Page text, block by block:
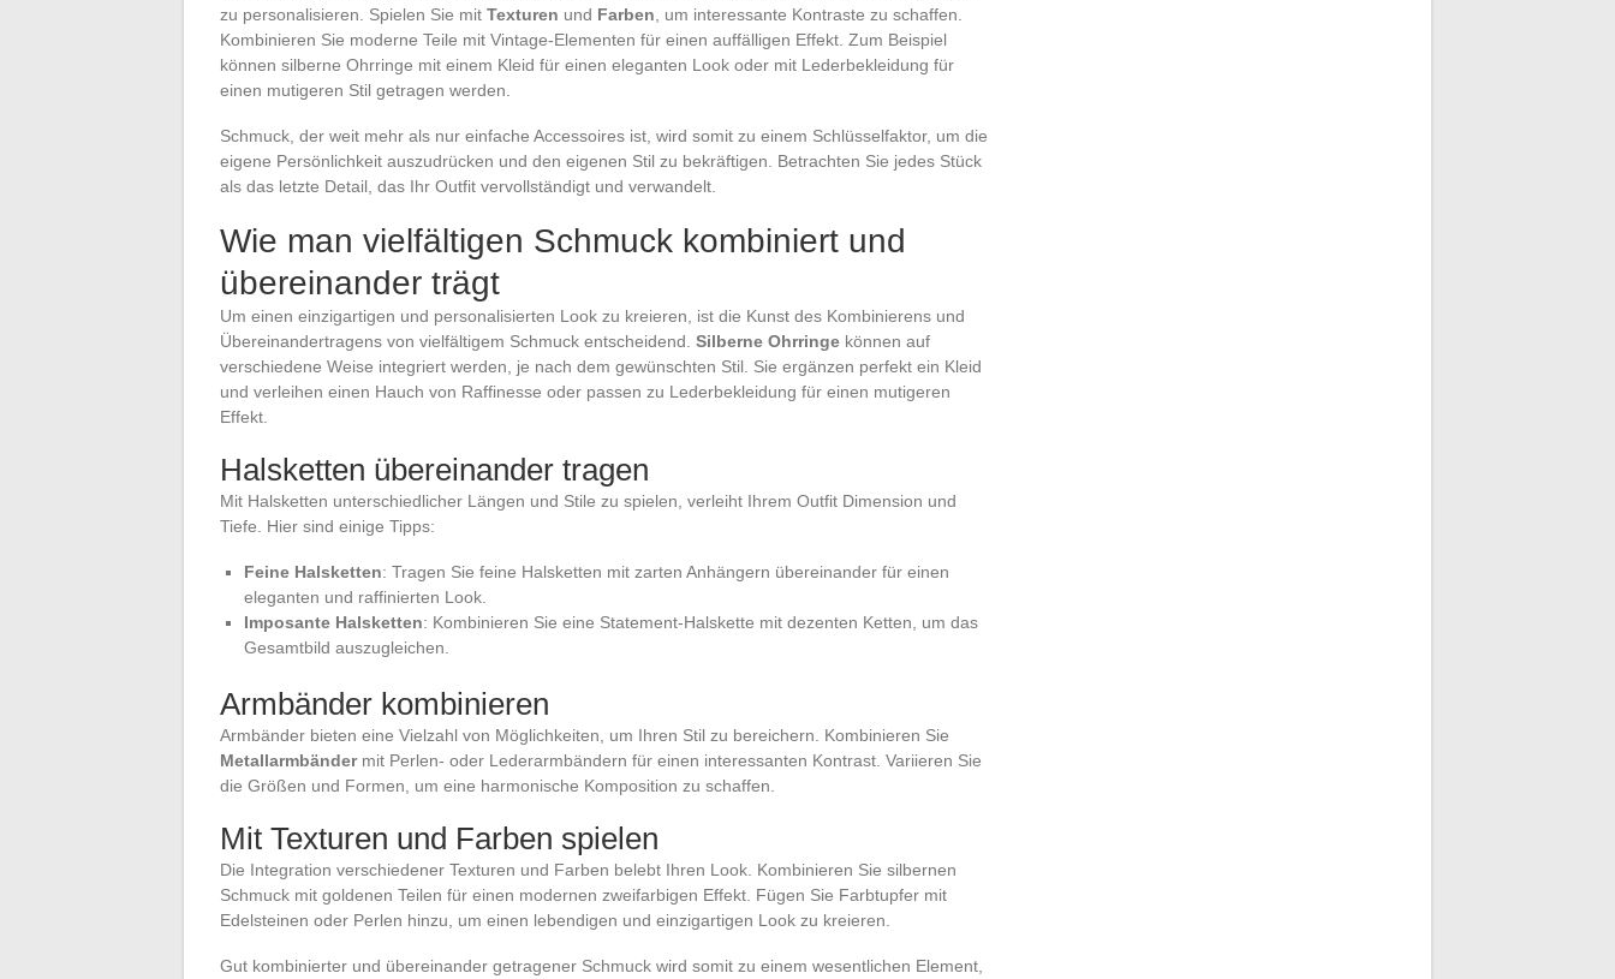
zu personalisieren. Spielen Sie mit Texturen und Farben , um interessante Kontraste zu schaffen.
Kombinieren Sie moderne Teile mit Vintage-Elementen für einen auffälligen Effekt. Zum Beispiel
können silberne Ohrringe mit einem Kleid für einen eleganten Look oder mit Lederbekleidung für
einen mutigeren Stil getragen werden.
Schmuck, der weit mehr als nur einfache Accessoires ist, wird somit zu einem Schlüsselfaktor, um die
eigene Persönlichkeit auszudrücken und den eigenen Stil zu bekräftigen. Betrachten Sie jedes Stück
als das letzte Detail, das Ihr Outfit vervollständigt und verwandelt.
Wie man vielfältigen Schmuck kombiniert und
übereinander trägt
Um einen einzigartigen und personalisierten Look zu kreieren, ist die Kunst des Kombinierens und
Übereinandertragens von vielfältigem Schmuck entscheidend. Silberne Ohrringe können auf
verschiedene Weise integriert werden, je nach dem gewünschten Stil. Sie ergänzen perfekt ein Kleid
und verleihen einen Hauch von Raffinesse oder passen zu Lederbekleidung für einen mutigeren
Effekt.
Halsketten übereinander tragen
Mit Halsketten unterschiedlicher Längen und Stile zu spielen, verleiht Ihrem Outfit Dimension und
Tiefe. Hier sind einige Tipps:
Feine Halsketten: Tragen Sie feine Halsketten mit zarten Anhängern übereinander für einen
eleganten und raffinierten Look.
Imposante Halsketten: Kombinieren Sie eine Statement-Halskette mit dezenten Ketten, um das
Gesamtbild auszugleichen.
Armbänder kombinieren
Armbänder bieten eine Vielzahl von Möglichkeiten, um Ihren Stil zu bereichern. Kombinieren Sie
Metallarmbändermit Perlen- oder Lederarmbändern für einen interessanten Kontrast. Variieren Sie
die Größen und Formen, um eine harmonische Komposition zu schaffen.
Mit Texturen und Farben spielen
Die Integration verschiedener Texturen und Farben belebt Ihren Look. Kombinieren Sie silbernen
Schmuck mit goldenen Teilen für einen modernen zweifarbigen Effekt. Fügen Sie Farbtupfer mit
Edelsteinen oder Perlen hinzu, um einen lebendigen und einzigartigen Look zu kreieren.
Gut kombinierter und übereinander getragener Schmuck wird somit zu einem wesentlichen Element,